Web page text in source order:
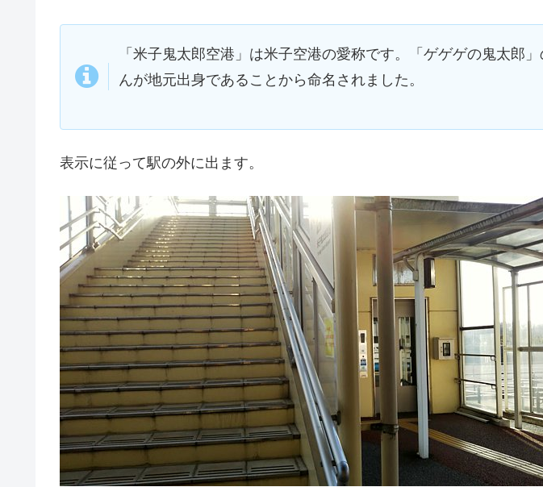
「米子鬼太郎空港」は米子空港の愛称です。「ゲゲゲの鬼太郎
んが地元出身であることから命名されました。
表示に従って駅の外に出ます。